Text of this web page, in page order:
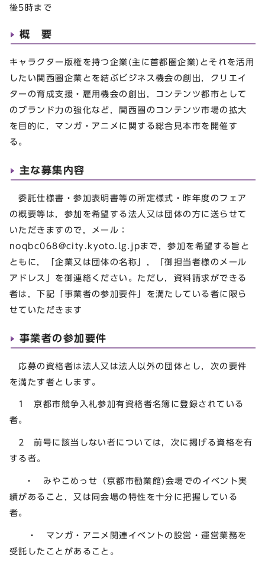
後5時まで
概 要
キャラクター版権を持つ企業(主に首都圏企業)とそれを活用
したい関西圏企業とを結ぶビジネス機会の創出，クリエイ
ターの育成支援・雇用機会の創出，コンテンツ都市として
のブランド力の強化など，関西圏のコンテンツ市場の拡大
を目的に，マンガ・アニメに関する総合見本市を開催す
る。
主な募集内容
委託仕様書・参加表明書等の所定様式・昨年度のフェア
の概要等は，参加を希望する法人又は団体の方に送らせて
いただきますので，メール：
noqbc068@city.kyoto.lg.jpまで，参加を希望する旨と
ともに，「企業又は団体の名称」，「御担当者様のメール
アドレス」を御連絡ください。ただし，資料請求ができる
者は，下記「事業者の参加要件」を満たしている者に限ら
せていただきます
事業者の参加要件
応募の資格者は法人又は法人以外の団体とし，次の要件
を満たす者とします。
1 京都市競争入札参加有資格者名簿に登録されている
者。
2 前号に該当しない者については，次に掲げる資格を有
する者。
・ みやこめっせ（京都市勧業館)会場でのイベント実
績があること，又は同会場の特性を十分に把握している
者。
・ マンガ・アニメ関連イベントの設営・運営業務を
受託したことがあること。